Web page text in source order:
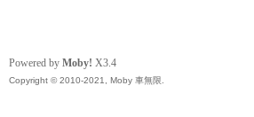
Powered by Moby! X3.4
Copyright © 2010-2021, Moby 車無限.